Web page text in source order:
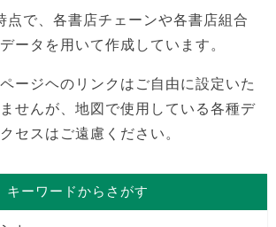
点で、各書店チェーンや各書店組合
ータを用いて作成しています。
ージヘのリンクはご自由に設定いた
せんが、地図で使用している各種デ
セスはご遠慮ください。
キーワードからさがす